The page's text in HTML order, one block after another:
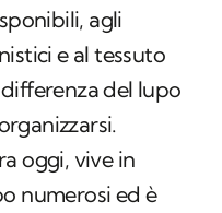
agli
e al tessuto
del lupo
oggi, vive in
numerosi ed è